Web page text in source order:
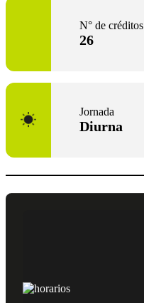
N° de créditos
26
Jornada
Diurna